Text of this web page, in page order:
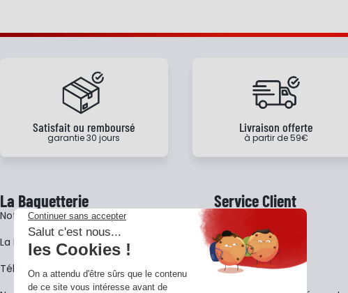
Satisfait ou remboursé
garantie 30 jours
Livraison offerte
à partir de 59€
La Baguetterie
Notre histoire
La BagShow
​Télécharger le catalogue
Service Client
Garantie 3 ans
CGV